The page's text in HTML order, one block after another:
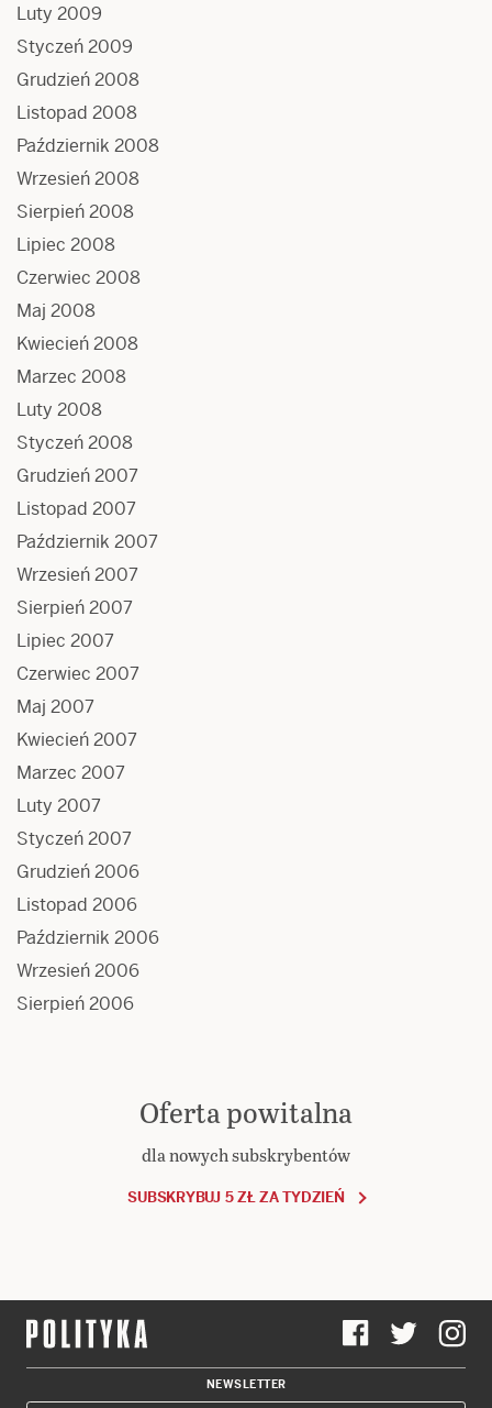
Luty 2009
Styczeń 2009
Grudzień 2008
Listopad 2008
Październik 2008
Wrzesień 2008
Sierpień 2008
Lipiec 2008
Czerwiec 2008
Maj 2008
Kwiecień 2008
Marzec 2008
Luty 2008
Styczeń 2008
Grudzień 2007
Listopad 2007
Październik 2007
Wrzesień 2007
Sierpień 2007
Lipiec 2007
Czerwiec 2007
Maj 2007
Kwiecień 2007
Marzec 2007
Luty 2007
Styczeń 2007
Grudzień 2006
Listopad 2006
Październik 2006
Wrzesień 2006
Sierpień 2006
Oferta powitalna
dla nowych subskrybentów
SUBSKRYBUJ 5 ZŁ ZA TYDZIEŃ
NEWSLETTER